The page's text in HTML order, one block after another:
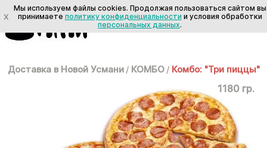
Доставка в Новой Усмани / КОМБО / Комбо: "Три пиццы"
1180 гр.
X
Мы используем файлы cookies. Продолжая пользоваться сайтом вы
принимаете политику конфиденциальности и условия обработки
персональных данных.